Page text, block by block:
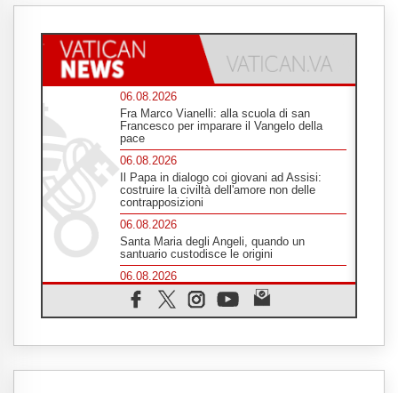
06.08.2026
Fra Marco Vianelli: alla scuola di san
Francesco per imparare il Vangelo della
pace
06.08.2026
Il Papa in dialogo coi giovani ad Assisi:
costruire la civiltà dell'amore non delle
contrapposizioni
06.08.2026
Santa Maria degli Angeli, quando un
santuario custodisce le origini
06.08.2026
Libano, colloqui di Roma sospesi tra nuove
tensioni e raid nel sud
Medio Oriente, intesa tra Iran e Oman sullo